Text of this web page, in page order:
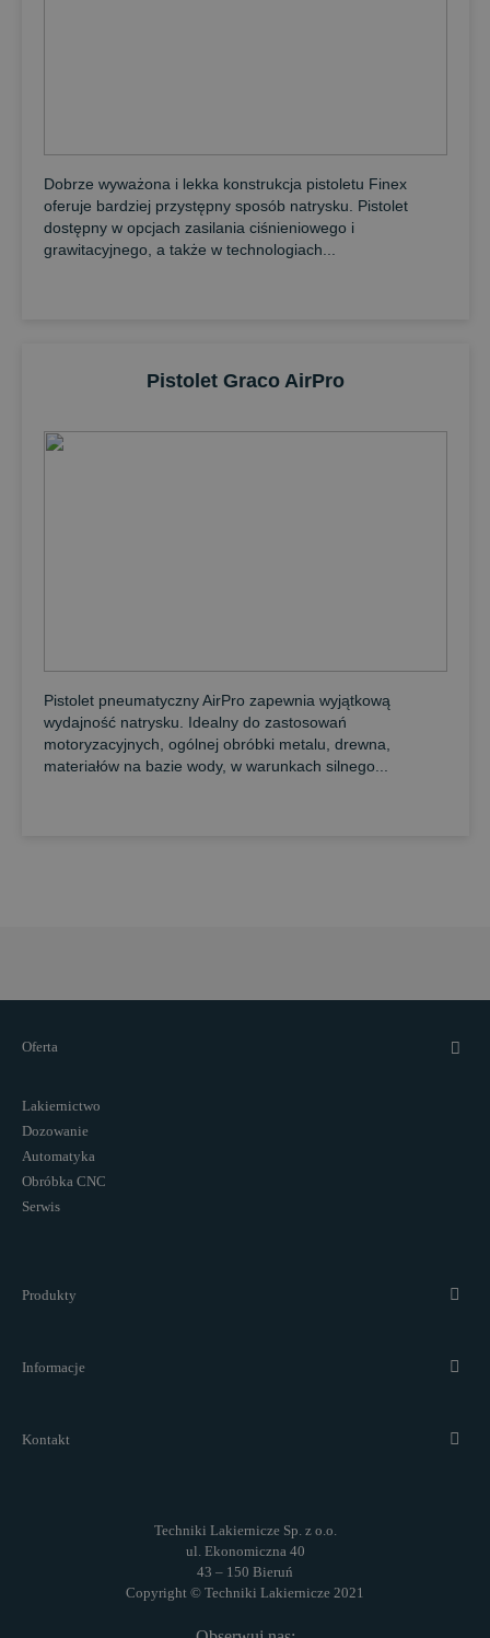
Dobrze wyważona i lekka konstrukcja pistoletu Finex
oferuje bardziej przystępny sposób natrysku. Pistolet
dostępny w opcjach zasilania ciśnieniowego i
grawitacyjnego, a także w technologiach...
Pistolet Graco AirPro
Pistolet pneumatyczny AirPro zapewnia wyjątkową
wydajność natrysku. Idealny do zastosowań
motoryzacyjnych, ogólnej obróbki metalu, drewna,
materiałów na bazie wody, w warunkach silnego...
Oferta
Lakiernictwo
Dozowanie
Automatyka
Obróbka CNC
Serwis
Produkty
Informacje
Kontakt
Techniki Lakiernicze Sp. z o.o.
ul. Ekonomiczna 40
43 – 150 Bieruń
Copyright © Techniki Lakiernicze 2021